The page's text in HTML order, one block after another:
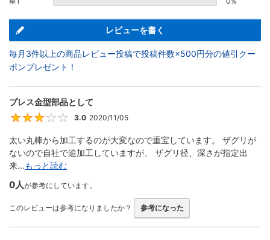
レビューを書く
毎月3件以上の商品レビュー投稿で投稿件数×500円分の値引クー
ポンプレゼント！
プレス金型部品として
3
3.0 2020/11/05
太い丸棒から加工するのが大変なので重宝しています。 ザグリが
ないので自社で追加工していますが、 ザグリ径、深さが指定出
来...もっと読む
0人が参考にしています。
このレビューは参考になりましたか？ 参考になった